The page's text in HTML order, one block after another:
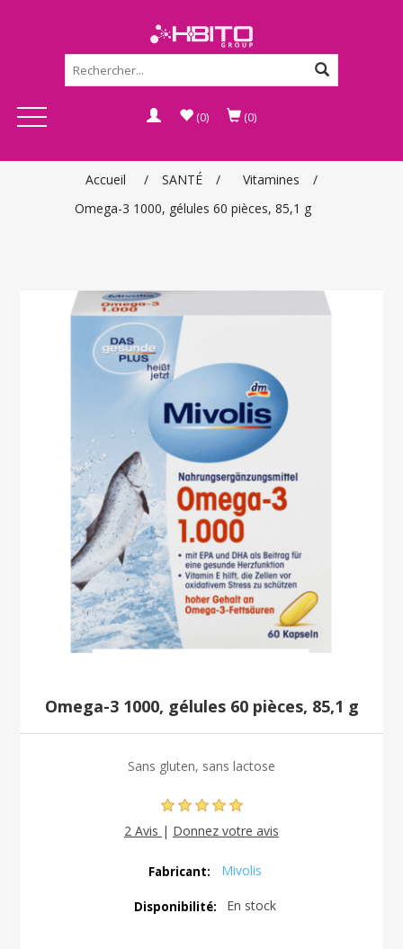
(0) (0)
Accueil / SANTÉ / Vitamines
/
Omega-3 1000, gélules 60 pièces, 85,1 g
Omega-3 1000, gélules 60 pièces, 85,1 g
Sans gluten, sans lactose
2 Avis | Donnez votre avis
Fabricant: Mivolis
Disponibilité: En stock